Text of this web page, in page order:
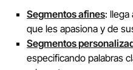
Segmentos afines:
que les apasiona y de
Segmentos
especificando palabras